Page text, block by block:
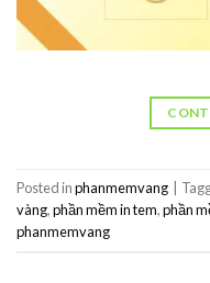
Posted inphanmemvang
vàng,phần mềm in tem,phần
phanmemvang